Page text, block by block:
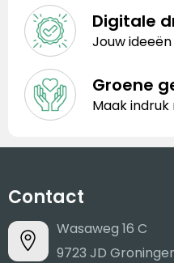
Digitale
Jouw
Groene
Maak
Contact
Wasaweg 16 C
9723 JD